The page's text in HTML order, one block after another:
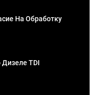
На Обработку
TDI